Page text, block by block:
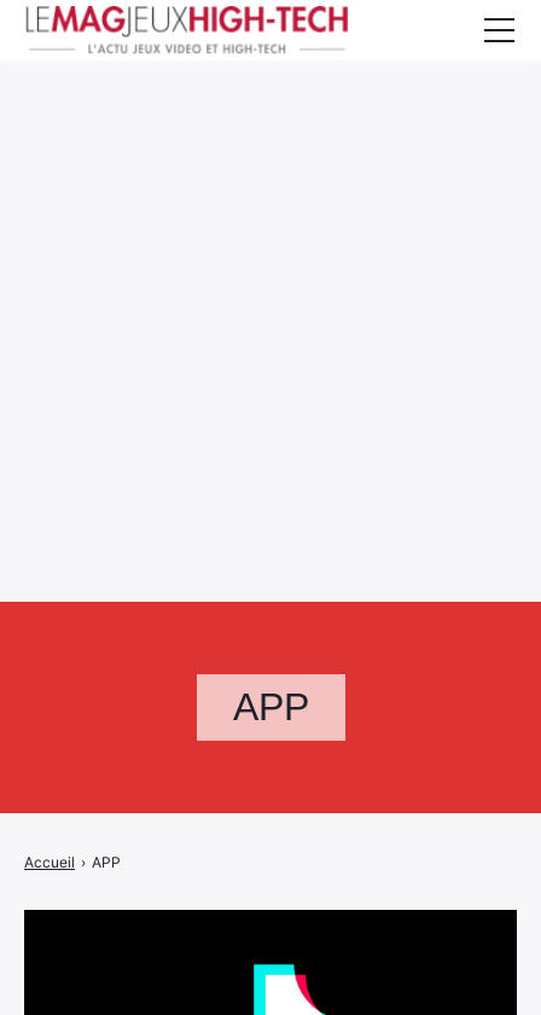
APP
Accueil › APP